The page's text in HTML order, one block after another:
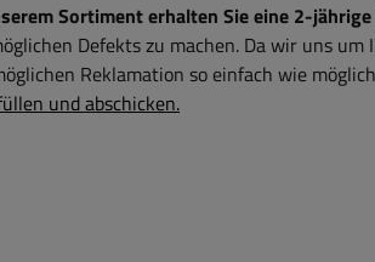
Sortiment erhalten Sie eine 2-
Defekts zu machen. Da wir uns
Reklamation so einfach wie
und abschicken.